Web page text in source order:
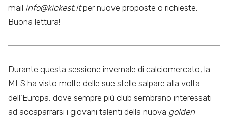
mail info@kickest.itper nuove proposte o richieste.
Buona lettura!
Durante questa sessione invernale di calciomercato, la
MLS ha visto molte delle sue stelle salpare alla volta
dell’Europa, dove sempre più club sembrano interessati
ad accaparrarsi i giovani talenti della nuova golden